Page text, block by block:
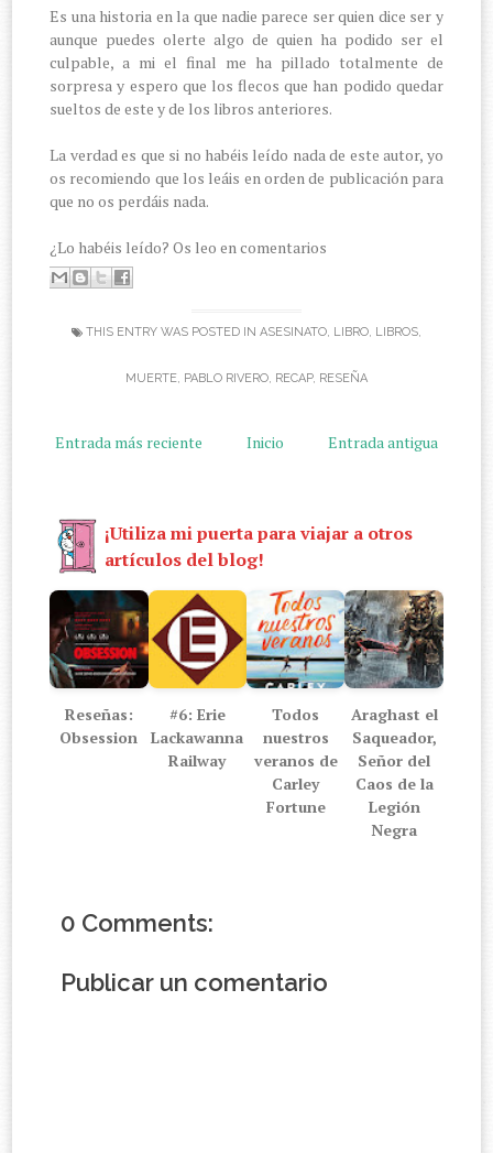
Es una historia en la que nadie parece ser quien dice ser y
aunque puedes olerte algo de quien ha podido ser el
culpable, a mi el final me ha pillado totalmente de
sorpresa y espero que los flecos que han podido quedar
sueltos de este y de los libros anteriores.
La verdad es que si no habéis leído nada de este autor, yo
os recomiendo que los leáis en orden de publicación para
que no os perdáis nada.
¿Lo habéis leído? Os leo en comentarios
THIS ENTRY WAS POSTED IN ASESINATO, LIBRO, LIBROS,
MUERTE, PABLO RIVERO, RECAP, RESEÑA
Entrada más reciente Entrada antigua
Inicio
¡Utiliza mi puerta para viajar a otros
artículos del blog!
Reseñas:
Obsession
#6: Erie
Lackawanna
Railway
Todos
nuestros
veranos de
Carley
Fortune
Araghast el
Saqueador,
Señor del
Caos de la
Legión
Negra
0 Comments:
Publicar un comentario